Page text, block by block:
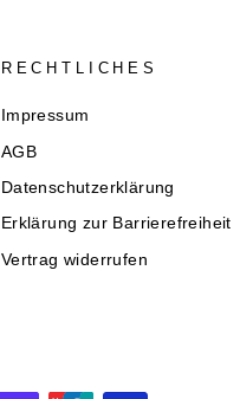
RECHTLICHES
Impressum
AGB
Datenschutzerklärung
Erklärung zur Barrierefreiheit
Vertrag widerrufen